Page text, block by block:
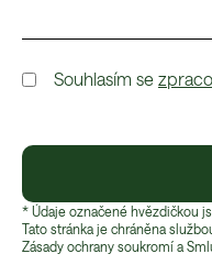
Souhlasím se
* Údaje označené hvězdičkou
Tato stránka je chráněna
Zásady ochrany soukromí a